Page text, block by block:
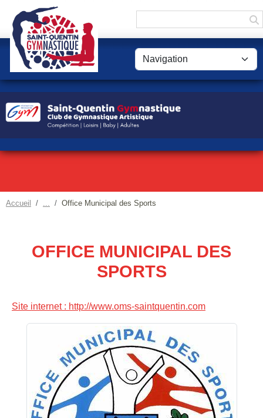
Accueil Office Municipal des Sports
OFFICE MUNICIPAL DES
SPORTS
Site internet : http://www.oms-saintquentin.com
Panneau de gestion des cookies